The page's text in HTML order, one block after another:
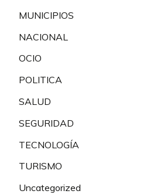
MUNICIPIOS
NACIONAL
OCIO
POLITICA
SALUD
SEGURIDAD
TECNOLOGÍA
TURISMO
Uncategorized